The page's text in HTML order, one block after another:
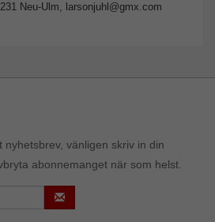
Neu-Ulm, larsonjuhl@gmx.com
nyhetsbrev, vänligen skriv in din
abonnemanget när som helst.